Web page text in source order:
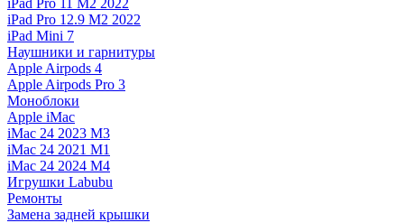
iPad Pro 11 M2 2022
iPad Pro 12.9 M2 2022
iPad Mini 7
Наушники и гарнитуры
Apple Airpods 4
Apple Airpods Pro 3
Моноблоки
Apple iMac
iMac 24 2023 M3
iMac 24 2021 M1
iMac 24 2024 M4
Игрушки Labubu
Ремонты
Замена задней крышки